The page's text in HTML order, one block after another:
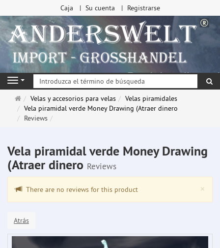
Caja Su cuenta Registrarse
Navigation
Página
de
inicio
Velas y accesorios para velas
Velas piramidales
Vela piramidal verde Money Drawing (Atraer dinero
Reviews
Vela piramidal verde Money Drawing
(Atraer dinero Reviews
×
There are no reviews for this product
Atrás